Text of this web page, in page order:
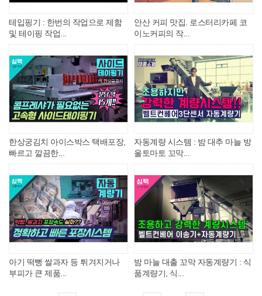
테입핑기 : 한번의 작업으로 제함
및 테이핑 작업...
안산 커피 맛집. 로스터리카페 코
이노커피의 작...
한상궁김치 아이스박스 택배포장,
빠르고 깔끔한...
자동계량 시스템 : 밤 대추 마늘 방
울토마토 꼬막...
아기 떡뻥 쌀과자 등 튀겨지거나
부피가 큰 제품...
밤 마늘 대출 꼬막 자동계량기 : 식
품계량기, 식...